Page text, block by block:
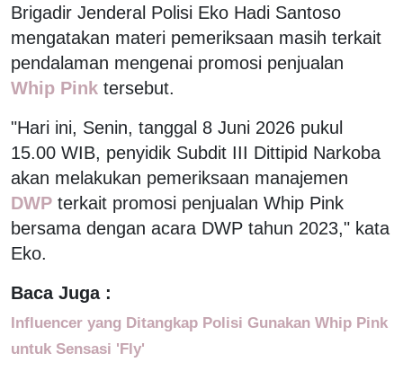
Brigadir Jenderal Polisi Eko Hadi Santoso
mengatakan materi pemeriksaan masih terkait
pendalaman mengenai promosi penjualan
Whip Pink tersebut.
"Hari ini, Senin, tanggal 8 Juni 2026 pukul
15.00 WIB, penyidik Subdit III Dittipid Narkoba
akan melakukan pemeriksaan manajemen
DWP terkait promosi penjualan Whip Pink
bersama dengan acara DWP tahun 2023," kata
Eko.
Baca Juga :
Influencer yang Ditangkap Polisi Gunakan Whip Pink
untuk Sensasi 'Fly'